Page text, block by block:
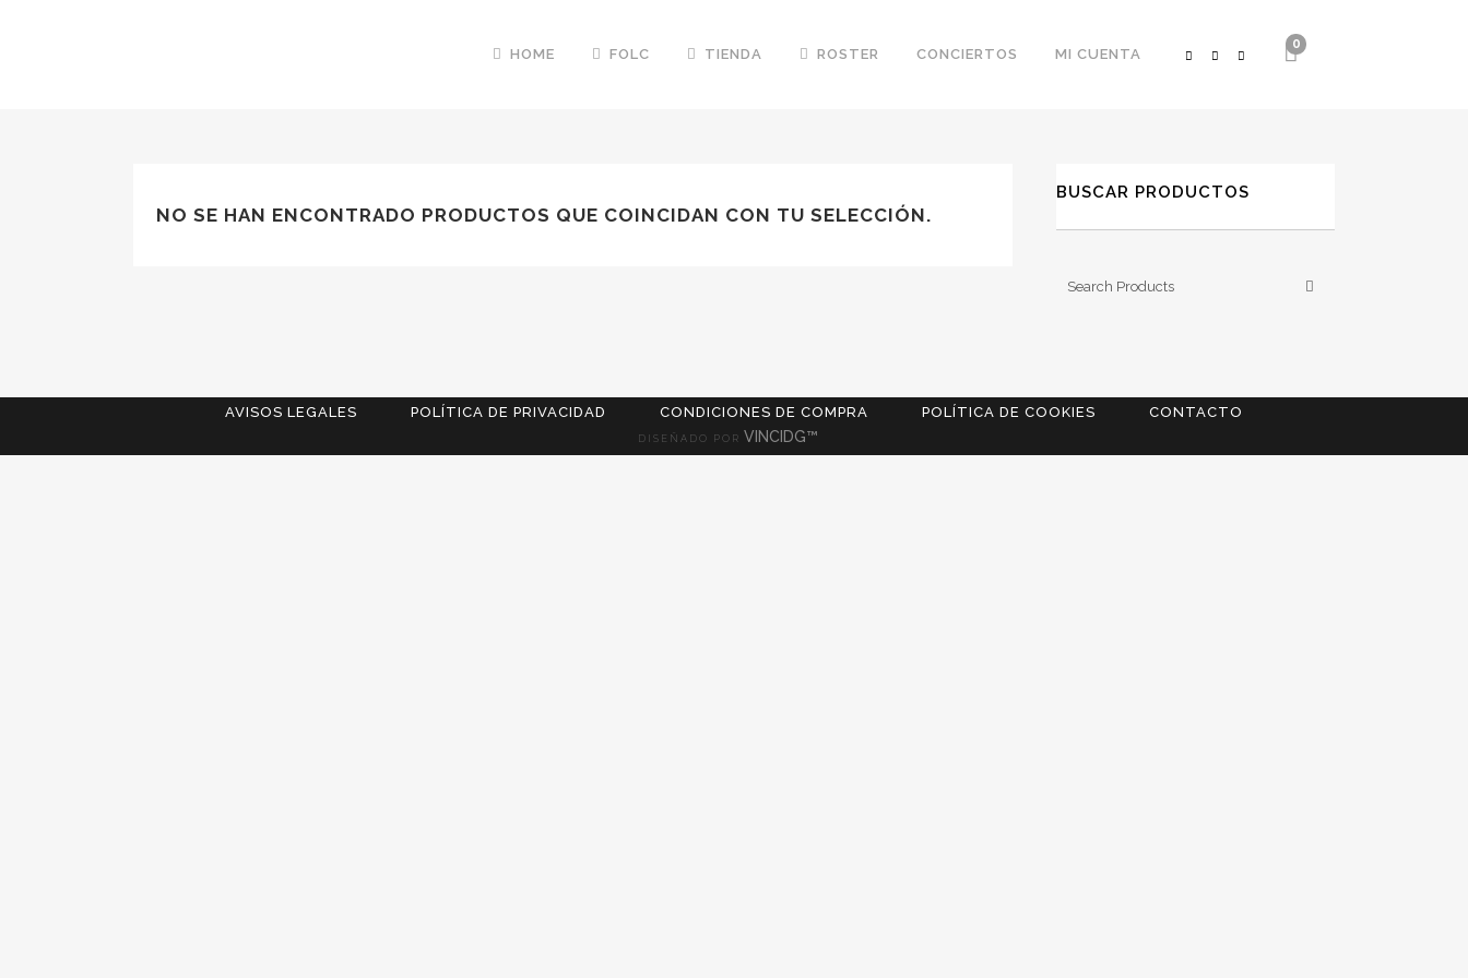
0
HOME FOLC TIENDA ROSTER CONCIERTOS MI CUENTA
NO SE HAN ENCONTRADO PRODUCTOS QUE COINCIDAN CON TU SELECCIÓN.
BUSCAR PRODUCTOS
AVISOS LEGALES POLÍTICA DE PRIVACIDAD CONDICIONES DE COMPRA POLÍTICA DE COOKIES CONTACTO
DISEÑADO POR VINCIDG™